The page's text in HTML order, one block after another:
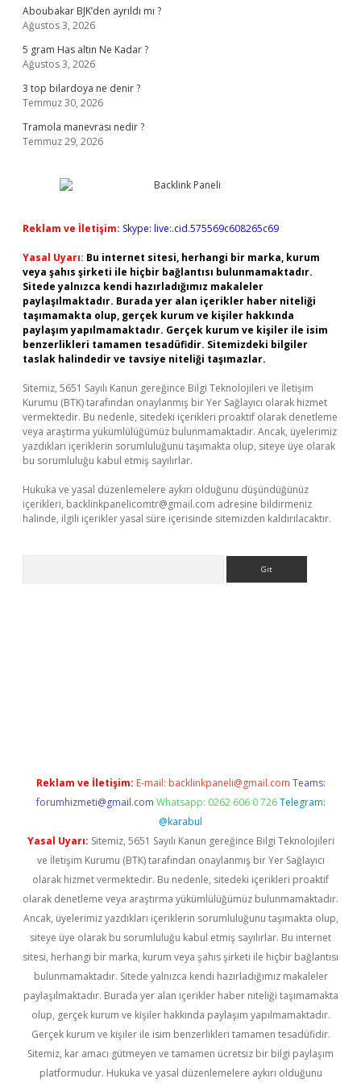
Aboubakar BJK’den ayrıldı mı ?
Ağustos 3, 2026
5 gram Has altın Ne Kadar ?
Ağustos 3, 2026
3 top bilardoya ne denir ?
Temmuz 30, 2026
Tramola manevrası nedir ?
Temmuz 29, 2026
Reklam ve İletişim: Skype: live:.cid.575569c608265c69
Yasal Uyarı: Bu internet sitesi, herhangi bir marka, kurum
veya şahıs şirketi ile hiçbir bağlantısı bulunmamaktadır.
Sitede yalnızca kendi hazırladığımız makaleler
paylaşılmaktadır. Burada yer alan içerikler haber niteliği
taşımamakta olup, gerçek kurum ve kişiler hakkında
paylaşım yapılmamaktadır. Gerçek kurum ve kişiler ile isim
benzerlikleri tamamen tesadüfidir. Sitemizdeki bilgiler
taslak halindedir ve tavsiye niteliği taşımazlar.
Sitemiz, 5651 Sayılı Kanun gereğince Bilgi Teknolojileri ve İletişim
Kurumu (BTK) tarafından onaylanmış bir Yer Sağlayıcı olarak hizmet
vermektedir. Bu nedenle, sitedeki içerikleri proaktif olarak denetleme
veya araştırma yükümlülüğümüz bulunmamaktadır. Ancak, üyelerimiz
yazdıkları içeriklerin sorumluluğunu taşımakta olup, siteye üye olarak
bu sorumluluğu kabul etmiş sayılırlar.
Hukuka ve yasal düzenlemelere aykırı olduğunu düşündüğünüz
içerikleri, backlinkpanelicomtr@gmail.com adresine bildirmeniz
halinde, ilgili içerikler yasal süre içerisinde sitemizden kaldırılacaktır.
Reklam ve İletişim: E-mail: backlinkpaneli@gmail.com Teams:
forumhizmeti@gmail.com Whatsapp: 0262 606 0 726 Telegram:
@karabul
Yasal Uyarı: Sitemiz, 5651 Sayılı Kanun gereğince Bilgi Teknolojileri
ve İletişim Kurumu (BTK) tarafından onaylanmış bir Yer Sağlayıcı
olarak hizmet vermektedir. Bu nedenle, sitedeki içerikleri proaktif
olarak denetleme veya araştırma yükümlülüğümüz bulunmamaktadır.
Ancak, üyelerimiz yazdıkları içeriklerin sorumluluğunu taşımakta olup,
siteye üye olarak bu sorumluluğu kabul etmiş sayılırlar. Bu internet
sitesi, herhangi bir marka, kurum veya şahıs şirketi ile hiçbir bağlantısı
bulunmamaktadır. Sitede yalnızca kendi hazırladığımız makaleler
paylaşılmaktadır. Burada yer alan içerikler haber niteliği taşımamakta
olup, gerçek kurum ve kişiler hakkında paylaşım yapılmamaktadır.
Gerçek kurum ve kişiler ile isim benzerlikleri tamamen tesadüfidir.
Sitemiz, kar amacı gütmeyen ve tamamen ücretsiz bir bilgi paylaşım
platformudur. Hukuka ve yasal düzenlemelere aykırı olduğunu